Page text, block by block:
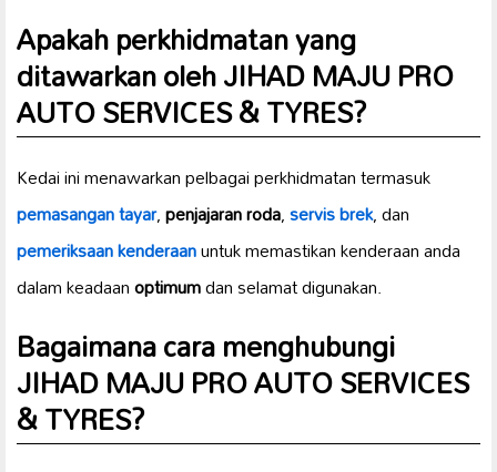
Apakah perkhidmatan yang
ditawarkan oleh JIHAD MAJU PRO
AUTO SERVICES & TYRES?
Kedai ini menawarkan pelbagai perkhidmatan termasuk
pemasangan tayar,penjajaran roda,servis brek, dan
pemeriksaan kenderaanuntuk memastikan kenderaan anda
dalam keadaanoptimumdan selamat digunakan.
Bagaimana cara menghubungi
JIHAD MAJU PRO AUTO SERVICES
& TYRES?